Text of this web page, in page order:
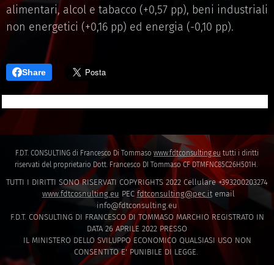
alimentari, alcol e tabacco (+0,57 pp), beni industriali
non energetici (+0,16 pp) ed energia (-0,10 pp).
Share
F.D.T. CONSULTING di Francesco Di Tommaso www.fdtconsulting.eu tutti i diritti
riservati del proprietario Dott. Francesco DI Tommaso CF DTMFNC85C26H501H.
TUTTI I DIRITTI SONO RISERVATI COPYRIGHTS 2022 Cellulare +393200203274
www.fdtcosnulting.eu PEC fdtconsulting@pec.itemail
info@fdtconsulting.eu
F.D.T. CONSULTING DI FRANCESCO DI TOMMASO MARCHIO REGISTRATO IN
DATA 26 APRILE 2022 PRESSO
IL MINISTERO DELLO SVILUPPO ECONOMICO QUALSIASI USO NON
CONSENTITO E' PUNIBILE DI LEGGE.